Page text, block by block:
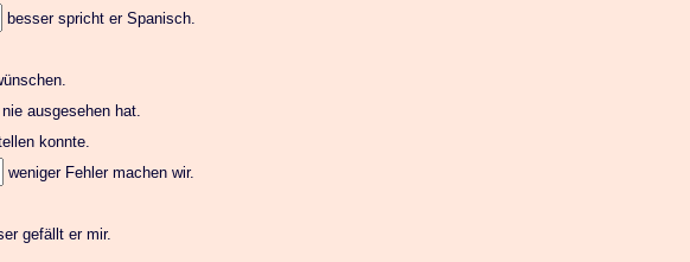
besser spricht er Spanisch.
ausgesehen hat.
konnte.
weniger Fehler machen wir.
gefällt er mir.